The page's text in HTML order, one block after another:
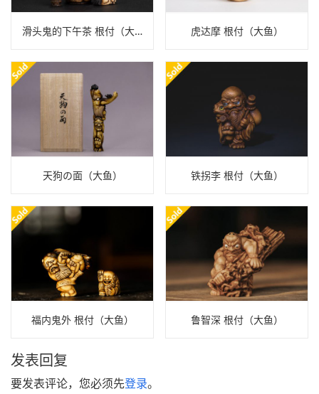
滑头鬼的下午茶 根付（大鱼） 虎达摩 根付（大鱼）
天狗の面（大鱼） 铁拐李 根付（大鱼）
福内鬼外 根付（大鱼） 鲁智深 根付（大鱼）
发表回复
要发表评论，您必须先登录。